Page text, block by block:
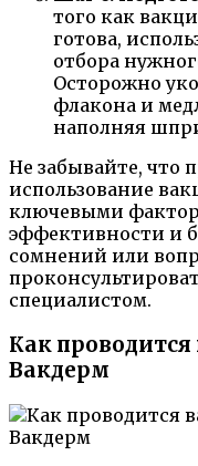
того как
готова,
отбора
Осторожно
флакона и
наполняя
Не забывайте, что
использование
ключевыми
эффективности и
сомнений или
специалистом.
Как
Вакдерм